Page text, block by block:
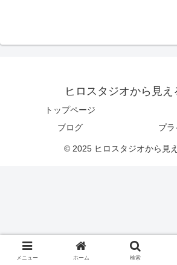
ヒロスタジオから見え
トップページ
ブログ
プ
© 2025 ヒロスタジオから見
メニュー ホーム 検索